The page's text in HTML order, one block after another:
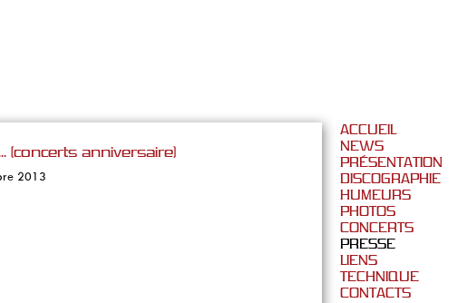
ACCUEIL
NEWS
PRÉSENTATION
DISCOGRAPHIE
HUMEURS
PHOTOS
CONCERTS
PRESSE
LIENS
TECHNIQUE
CONTACTS
(concerts anniversaire)
2013